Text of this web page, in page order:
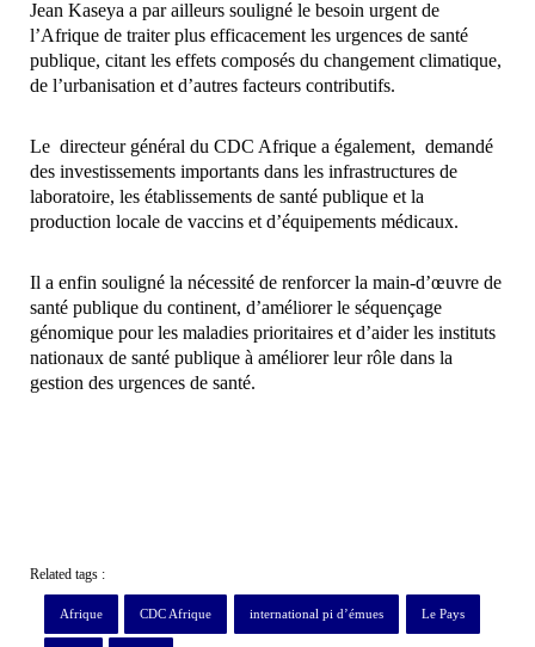
Jean Kaseya a par ailleurs souligné le besoin urgent de
l’Afrique de traiter plus efficacement les urgences de santé
publique, citant les effets composés du changement climatique,
de l’urbanisation et d’autres facteurs contributifs.
Le directeur général du CDC Afrique a également, demandé
des investissements importants dans les infrastructures de
laboratoire, les établissements de santé publique et la
production locale de vaccins et d’équipements médicaux.
Il a enfin souligné la nécessité de renforcer la main-d’œuvre de
santé publique du continent, d’améliorer le séquençage
génomique pour les maladies prioritaires et d’aider les instituts
nationaux de santé publique à améliorer leur rôle dans la
gestion des urgences de santé.
Related tags :
Afrique CDC Afrique international pi d’émues Le Pays